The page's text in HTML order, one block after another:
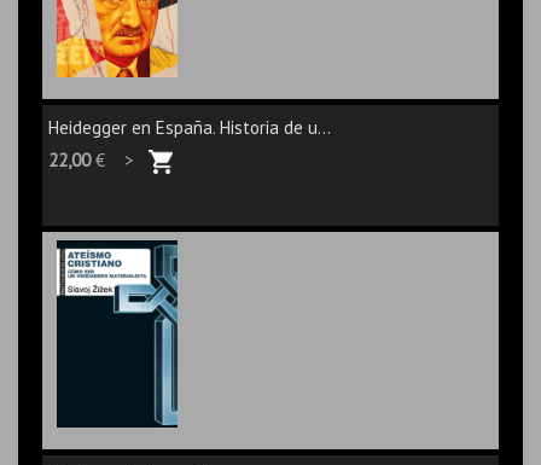
Heidegger en España. Historia de u...
22,00€ >